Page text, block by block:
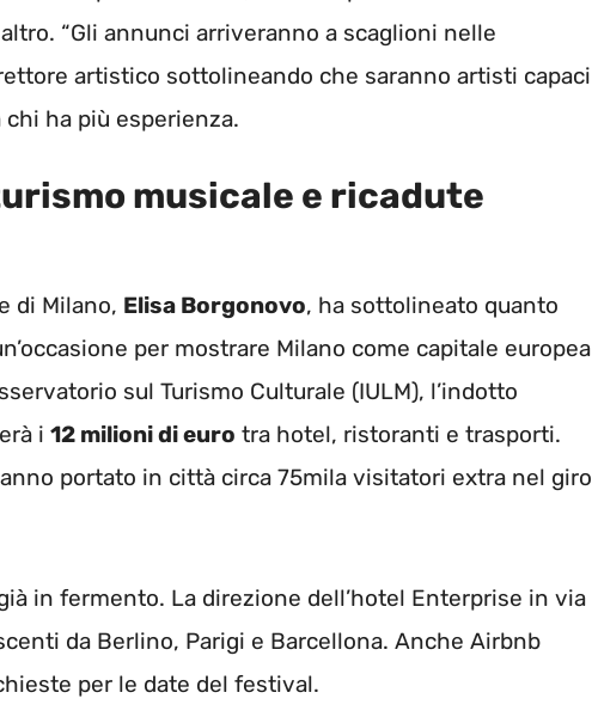
“Gli annunci arriveranno a scaglioni nelle
artistico sottolineando che saranno artisti capaci
ha più esperienza.
musicale e ricadute
di Milano, Elisa Borgonovo, ha sottolineato quanto
per mostrare Milano come capitale europea
sul Turismo Culturale (IULM), l’indotto
i 12 milioni di euro tra hotel, ristoranti e trasporti.
portato in città circa 75mila visitatori extra nel giro
in fermento. La direzione dell’hotel Enterprise in via
da Berlino, Parigi e Barcellona. Anche Airbnb
per le date del festival.